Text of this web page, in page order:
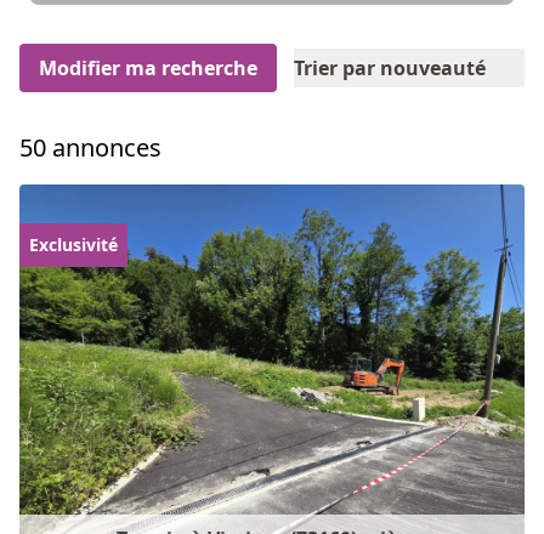
Modifier ma recherche Trier par nouveauté
50 annonces
Exclusivité